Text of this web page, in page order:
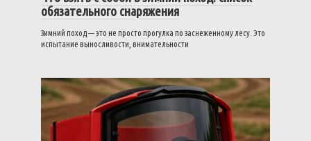
обязательного снаряжения
Зимний поход — это не просто прогулка по заснеженному лесу. Это
испытание выносливости, внимательности